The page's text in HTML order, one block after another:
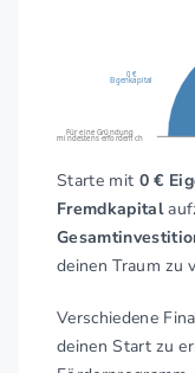
0 €
Eigenkapital
Für eine Gründung
mindestens erforderlich
Starte mit 0 €
Fremdkapital
deinen Traum zu
Verschiedene
deinen Start zu